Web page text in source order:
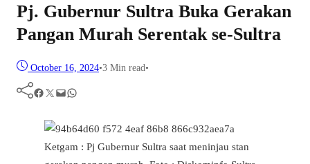
Pj. Gubernur Sultra Buka Gerakan
Pangan Murah Serentak se-Sultra
October 16, 2024•3 Min read•
Facebook Twitter Mail WhatsApp
Ketgam : Pj Gubernur Sultra saat meninjau stan